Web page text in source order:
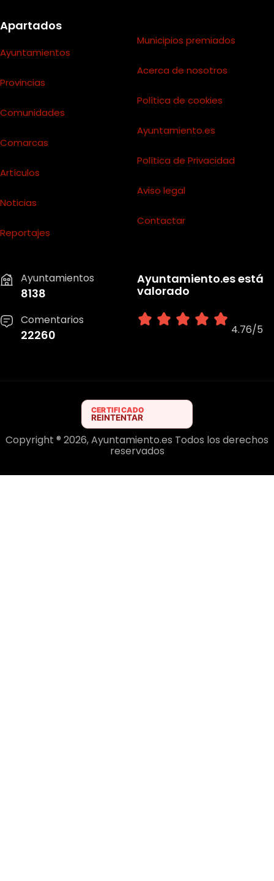
Apartados
Ayuntamientos
Provincias
Comunidades
Comarcas
Artículos
Noticias
Reportajes
Municipios premiados
Acerca de nosotros
Política de cookies
Ayuntamiento.es
Política de Privacidad
Aviso legal
Contactar
Ayuntamientos
8138
Comentarios
22260
Ayuntamiento.es está
valorado
4.76/5
Copyright ® 2026, Ayuntamiento.es Todos los derechos
reservados